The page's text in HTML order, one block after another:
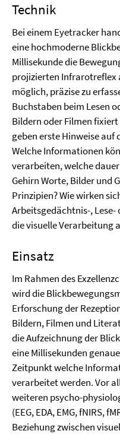
Technik
Bei einem Eyetracker
eine hochmoderne
Millisekunde die
projizierten Infrarotreflex
möglich, präzise zu
Buchstaben beim Lesen
Bildern oder Filmen
geben erste Hinweise auf
Welche Informationen
verarbeiten, welche
Gehirn Worte, Bilder und
Prinzipien? Wie wirken
Arbeitsgedächtnis-,
die visuelle Verarbeitung
Einsatz
Im Rahmen des
wird die
Erforschung der
Bildern, Filmen und
die Aufzeichnung der
eine Millisekunden
Zeitpunkt welche
verarbeitet werden. Vor
weiteren psycho-
(EEG, EDA, EMG, fNIRS,
Beziehung zwischen